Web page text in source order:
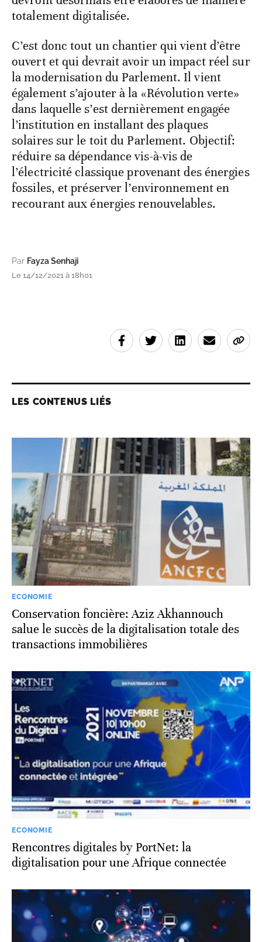
totalement digitalisée.
C’est donc tout un chantier qui vient d’être
ouvert et qui devrait avoir un impact réel sur
la modernisation du Parlement. Il vient
également s’ajouter à la «Révolution verte»
dans laquelle s’est dernièrement engagée
l’institution en installant des plaques
solaires sur le toit du Parlement. Objectif:
réduire sa dépendance vis-à-vis de
l’électricité classique provenant des énergies
fossiles, et préserver l’environnement en
recourant aux énergies renouvelables.
Par Fayza Senhaji
Le 14/12/2021 à 18h01
LES CONTENUS LIÉS
ECONOMIE
Conservation foncière: Aziz Akhannouch
salue le succès de la digitalisation totale des
transactions immobilières
ECONOMIE
Rencontres digitales by PortNet: la
digitalisation pour une Afrique connectée